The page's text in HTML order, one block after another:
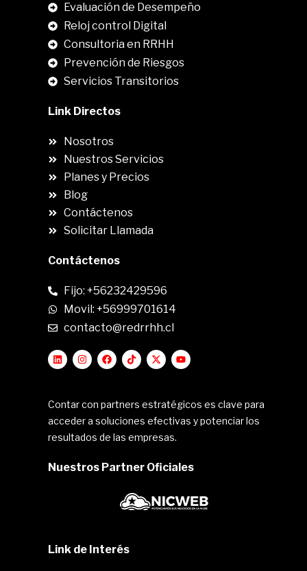
Evaluación de Desempeño
Reloj control Digital
Consultoria en RRHH
Prevención de Riesgos
Servicios Transitorios
Link Directos
Nosotros
Nuestros Servicios
Planes y Precios
Blog
Contáctenos
Solicitar Llamada
Contáctenos
Fijo: +56232429596
Movil: +56999701614
contacto@redrrhh.cl
Contar con partners estratégicos es clave para
acceder a soluciones efectivas y potenciar los
resultados de las empresas.
Nuestros Partner Oficiales
Link de Interés